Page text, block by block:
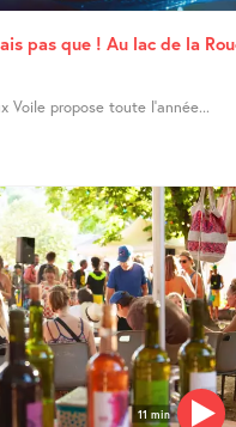
pas que ! Au lac de la
Voile propose toute l’année...
11 min